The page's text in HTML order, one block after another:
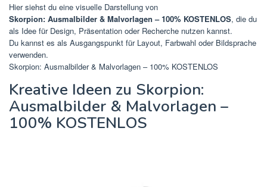
Hier siehst du eine visuelle Darstellung von
Skorpion: Ausmalbilder & Malvorlagen – 100% KOSTENLOS, die du
als Idee für Design, Präsentation oder Recherche nutzen kannst.
Du kannst es als Ausgangspunkt für Layout, Farbwahl oder Bildsprache
verwenden.
Skorpion: Ausmalbilder & Malvorlagen – 100% KOSTENLOS
Kreative Ideen zu Skorpion:
Ausmalbilder & Malvorlagen –
100% KOSTENLOS